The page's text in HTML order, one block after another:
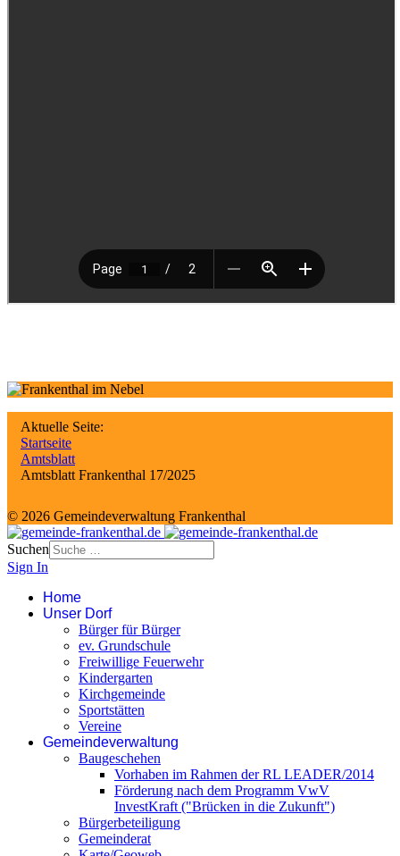
Aktuelle Seite:
Startseite
Amtsblatt
Amtsblatt Frankenthal 17/2025
© 2026 Gemeindeverwaltung Frankenthal
Suchen
Sign In
Home
Unser Dorf
Bürger für Bürger
ev. Grundschule
Freiwillige Feuerwehr
Kindergarten
Kirchgemeinde
Sportstätten
Vereine
Gemeindeverwaltung
Baugeschehen
Vorhaben im Rahmen der RL LEADER/2014
Förderung nach dem Programm VwV
InvestKraft ("Brücken in die Zukunft")
Bürgerbeteiligung
Gemeinderat